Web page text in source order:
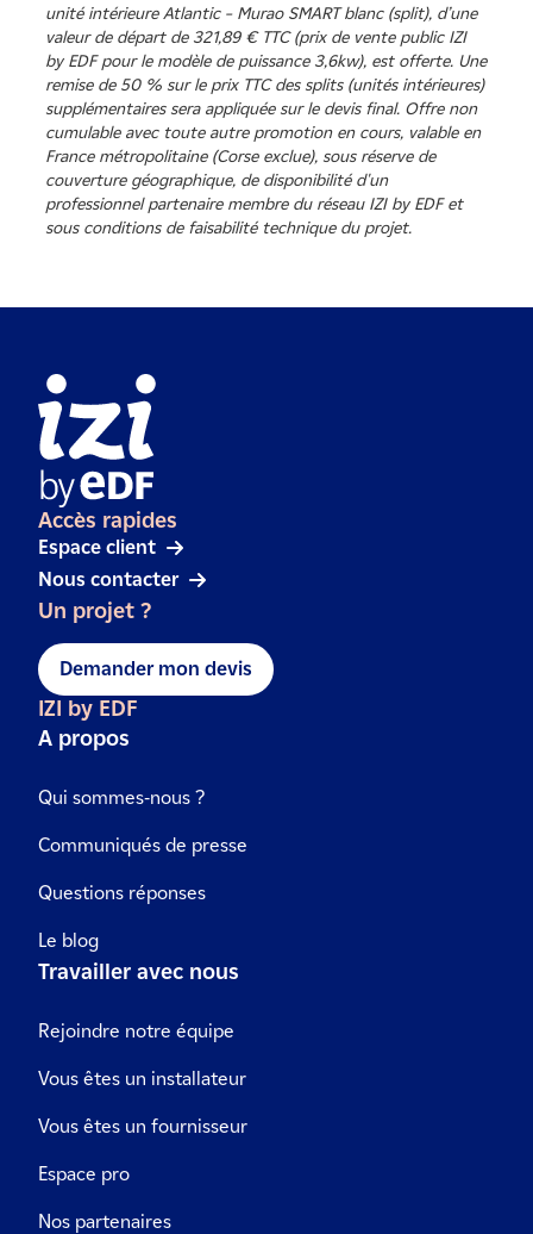
unité intérieure Atlantic – Murao SMART blanc (split), d’une
valeur de départ de 321,89 € TTC (prix de vente public IZI
by EDF pour le modèle de puissance 3,6kw), est offerte. Une
remise de 50 % sur le prix TTC des splits (unités intérieures)
supplémentaires sera appliquée sur le devis final. Offre non
cumulable avec toute autre promotion en cours, valable en
France métropolitaine (Corse exclue), sous réserve de
couverture géographique, de disponibilité d'un
professionnel partenaire membre du réseau IZI by EDF et
sous conditions de faisabilité technique du projet.
Accès rapides
Espace client
Nous contacter
Un projet ?
Demander mon devis
IZI by EDF
A propos
Qui sommes-nous ?
Communiqués de presse
Questions réponses
Le blog
Travailler avec nous
Rejoindre notre équipe
Vous êtes un installateur
Vous êtes un fournisseur
Espace pro
Nos partenaires